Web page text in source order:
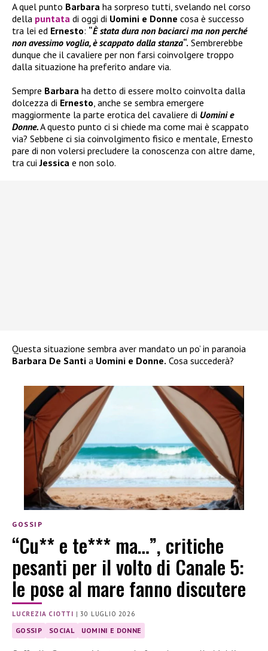
A quel punto Barbara ha sorpreso tutti, svelando nel corso
della puntata di oggi di Uomini e Donne cosa è successo
tra lei ed Ernesto: “È stata dura non baciarci ma non perché
non avessimo voglia, è scappato dalla stanza“. Sembrerebbe
dunque che il cavaliere per non farsi coinvolgere troppo
dalla situazione ha preferito andare via.
Sempre Barbara ha detto di essere molto coinvolta dalla
dolcezza di Ernesto, anche se sembra emergere
maggiormente la parte erotica del cavaliere di Uomini e
Donne.A questo punto ci si chiede ma come mai è scappato
via? Sebbene ci sia coinvolgimento fisico e mentale, Ernesto
pare di non volersi precludere la conoscenza con altre dame,
tra cui Jessica e non solo.
Questa situazione sembra aver mandato un po’ in paranoia
Barbara De Santi a Uomini e Donne. Cosa succederà?
GOSSIP
“Cu** e te*** ma…”, critiche
pesanti per il volto di Canale 5:
le pose al mare fanno discutere
LUCREZIA CIOTTI |30 LUGLIO 2026
GOSSIP SOCIAL UOMINI E DONNE